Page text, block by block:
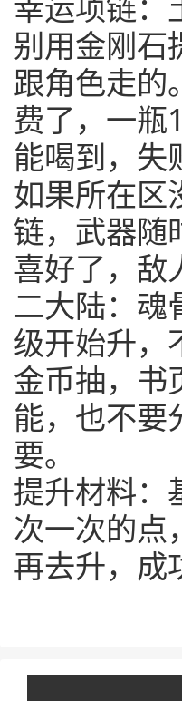
别用金刚石
跟角色走的
费了，一瓶
能喝到，失
如果所在区
链，武器随
喜好了，敌
二大陆：魂
级开始升，
金币抽，书
能，也不要
要。
提升材料：
次一次的点
再去升，成